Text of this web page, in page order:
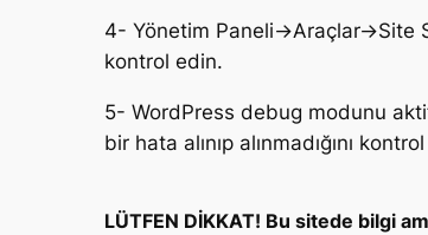
4- Yönetim Paneli->Araçlar->Site
kontrol edin.
5- WordPress debug modunu
bir hata alınıp alınmadığını
LÜTFEN DİKKAT! Bu sitede bilgi